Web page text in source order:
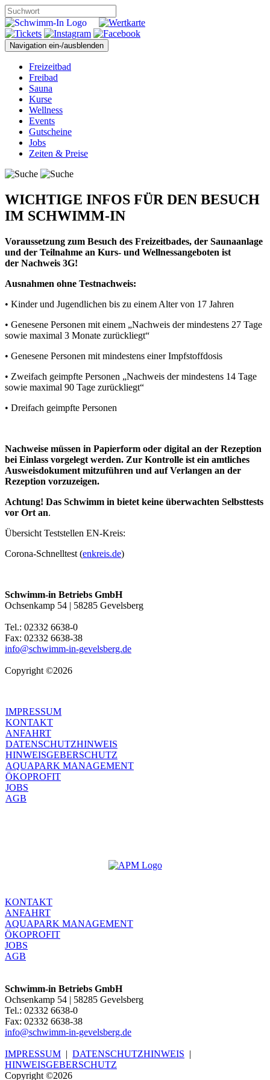
Navigation ein-/ausblenden
Freizeitbad
Freibad
Sauna
Kurse
Wellness
Events
Gutscheine
Jobs
Zeiten & Preise
WICHTIGE INFOS FÜR DEN BESUCH
IM SCHWIMM-IN
Voraussetzung zum Besuch des Freizeitbades, der Saunaanlage
und der Teilnahme an Kurs- und Wellnessangeboten ist
der Nachweis 3G!
Ausnahmen ohne Testnachweis:
• Kinder und Jugendlichen bis zu einem Alter von 17 Jahren
• Genesene Personen mit einem „Nachweis der mindestens 27 Tage
sowie maximal 3 Monate zurückliegt“
• Genesene Personen mit mindestens einer Impfstoffdosis
• Zweifach geimpfte Personen „Nachweis der mindestens 14 Tage
sowie maximal 90 Tage zurückliegt“
• Dreifach geimpfte Personen
Nachweise müssen in Papierform oder digital an der Rezeption
bei Einlass vorgelegt werden. Zur Kontrolle ist ein amtliches
Ausweisdokument mitzuführen und auf Verlangen an der
Rezeption vorzuzeigen.
Achtung! Das Schwimm in bietet keine überwachten Selbsttests
vor Ort an.
Übersicht Teststellen EN-Kreis:
Corona-Schnelltest (enkreis.de)
Schwimm-in Betriebs GmbH
Ochsenkamp 54 | 58285 Gevelsberg
Tel.: 02332 6638-0
Fax: 02332 6638-38
info@schwimm-in-gevelsberg.de
Copyright ©2026
IMPRESSUM
KONTAKT
ANFAHRT
DATENSCHUTZHINWEIS
HINWEISGEBERSCHUTZ
AQUAPARK MANAGEMENT
ÖKOPROFIT
JOBS
AGB
KONTAKT
ANFAHRT
AQUAPARK MANAGEMENT
ÖKOPROFIT
JOBS
AGB
Schwimm-in Betriebs GmbH
Ochsenkamp 54 | 58285 Gevelsberg
Tel.: 02332 6638-0
Fax: 02332 6638-38
info@schwimm-in-gevelsberg.de
IMPRESSUM | DATENSCHUTZHINWEIS |
HINWEISGEBERSCHUTZ
Copyright ©2026